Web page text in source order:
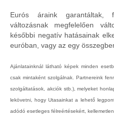
Eurós áraink garantáltak,
változásnak megfelelően
későbbi negatív hatásainak
euróban, vagy az egy
Ajánlatainknál látható képek minden
csak mintaként szolgálnak. Partnereink
szolgáltatások, akciók stb.), melyeket
lekövetni, hogy Utasainkat a lehető
adódó esetleges félreértésekért,